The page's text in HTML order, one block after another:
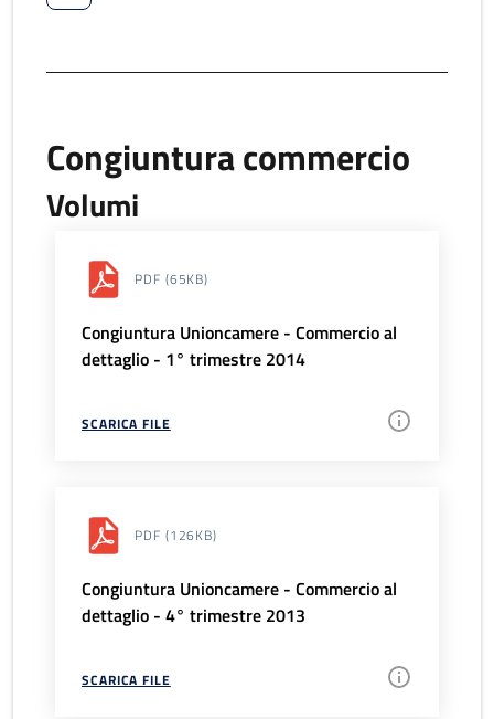
Congiuntura commercio
Volumi
PDF (65KB)
Congiuntura Unioncamere - Commercio al
dettaglio - 1° trimestre 2014
SCARICA FILE
PDF (126KB)
Congiuntura Unioncamere - Commercio al
dettaglio - 4° trimestre 2013
SCARICA FILE